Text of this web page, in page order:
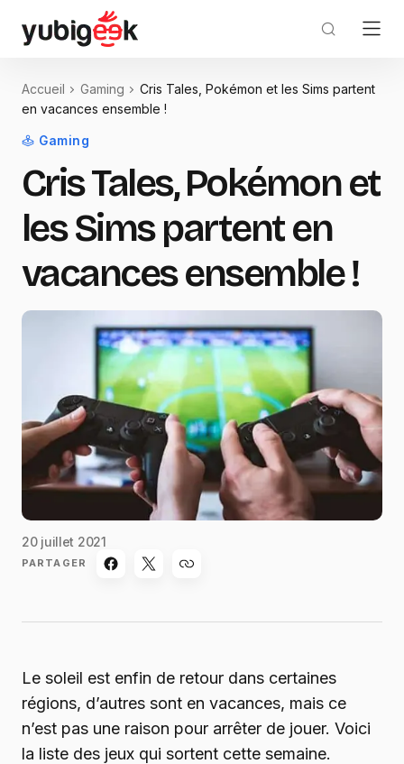
Accueil Gaming
Cris Tales, Pokémon et les Sims partent
en vacances ensemble !
Gaming
Cris Tales, Pokémon et
les Sims partent en
vacances ensemble !
20 juillet 2021
PARTAGER
Le soleil est enfin de retour dans certaines
régions, d’autres sont en vacances, mais ce
n’est pas une raison pour arrêter de jouer. Voici
la liste des jeux qui sortent cette semaine.